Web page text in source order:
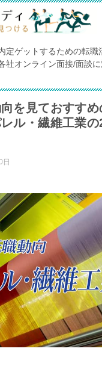
定ゲットするための転
社オンライン面接/面談に
を見ておすす
ル・繊維工業
日